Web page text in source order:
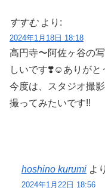
すすむ より:
2024年1月18日 18:18
高円寺〜阿佐ヶ谷の
しいです❣️☺️ありがと
今度は、スタジオ撮
撮ってみたいです‼️
hoshino kurumi よ
2024年1月22日 18:56